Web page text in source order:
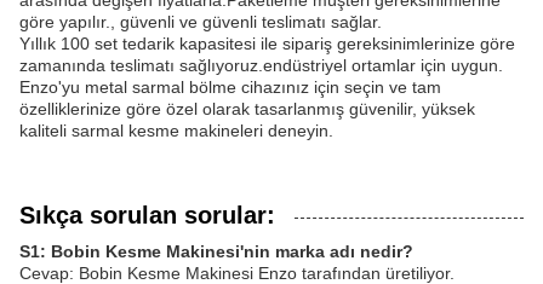
göre yapılır., güvenli ve güvenli teslimatı sağlar.
Yıllık 100 set tedarik kapasitesi ile sipariş gereksinimlerinize göre
zamanında teslimatı sağlıyoruz.endüstriyel ortamlar için uygun.
Enzo'yu metal sarmal bölme cihazınız için seçin ve tam
özelliklerinize göre özel olarak tasarlanmış güvenilir, yüksek
kaliteli sarmal kesme makineleri deneyin.
Sıkça sorulan sorular:
S1: Bobin Kesme Makinesi'nin marka adı nedir?
Cevap: Bobin Kesme Makinesi Enzo tarafından üretiliyor.